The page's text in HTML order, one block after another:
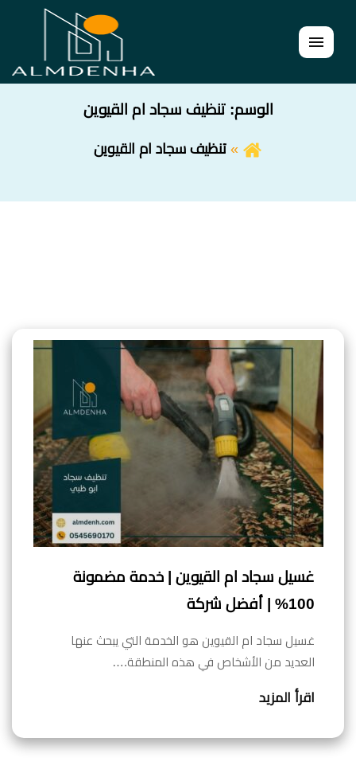
القائمة
الوسم:تنظيف سجاد ام القيوين
تنظيف سجاد ام القيوين
غسيل سجاد ام القيوين | خدمة مضمونة
100% | أفضل شركة
غسيل سجاد ام القيوين هو الخدمة التي يبحث عنها
العديد من الأشخاص في هذه المنطقة.…
اقرأ المزيد